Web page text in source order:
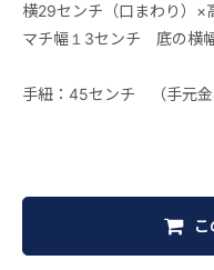
横29センチ（口まわり）×
マチ幅１3センチ 底の横
手紐：45センチ （手元金